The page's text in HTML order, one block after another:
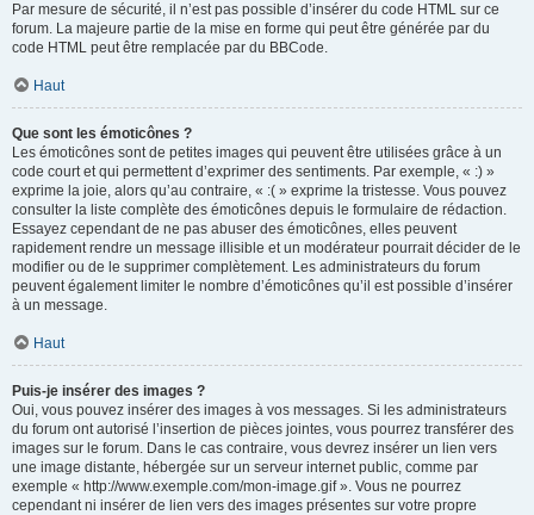
Par mesure de sécurité, il n’est pas possible d’insérer du code HTML sur ce
forum. La majeure partie de la mise en forme qui peut être générée par du
code HTML peut être remplacée par du BBCode.
Haut
Que sont les émoticônes ?
Les émoticônes sont de petites images qui peuvent être utilisées grâce à un
code court et qui permettent d’exprimer des sentiments. Par exemple, « :) »
exprime la joie, alors qu’au contraire, « :( » exprime la tristesse. Vous pouvez
consulter la liste complète des émoticônes depuis le formulaire de rédaction.
Essayez cependant de ne pas abuser des émoticônes, elles peuvent
rapidement rendre un message illisible et un modérateur pourrait décider de le
modifier ou de le supprimer complètement. Les administrateurs du forum
peuvent également limiter le nombre d’émoticônes qu’il est possible d’insérer
à un message.
Haut
Puis-je insérer des images ?
Oui, vous pouvez insérer des images à vos messages. Si les administrateurs
du forum ont autorisé l’insertion de pièces jointes, vous pourrez transférer des
images sur le forum. Dans le cas contraire, vous devrez insérer un lien vers
une image distante, hébergée sur un serveur internet public, comme par
exemple « http://www.exemple.com/mon-image.gif ». Vous ne pourrez
cependant ni insérer de lien vers des images présentes sur votre propre